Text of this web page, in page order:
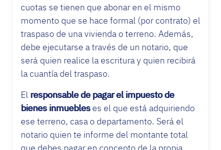
cuotas se tienen que abonar en el mismo
momento que se hace formal (por contrato) el
traspaso de una vivienda o terreno. Además,
debe ejecutarse a través de un notario, que
será quien realice la escritura y quien recibirá
la cuantía del traspaso.
El responsable de pagar el impuesto de
bienes inmuebleses el que está adquiriendo
ese terreno, casa o departamento. Será el
notario quien te informe del montante total
que debes pagar en concepto de la propia